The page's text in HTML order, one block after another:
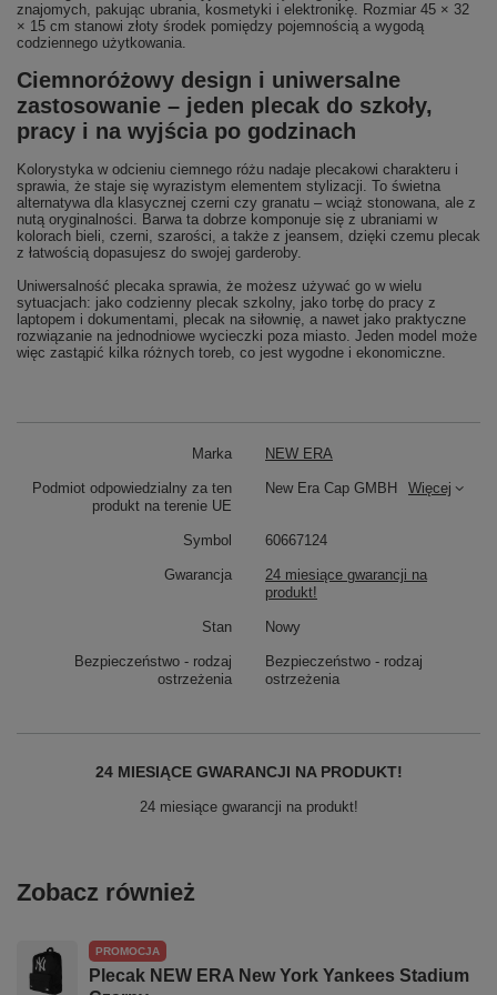
znajomych, pakując ubrania, kosmetyki i elektronikę. Rozmiar 45 × 32
× 15 cm stanowi złoty środek pomiędzy pojemnością a wygodą
codziennego użytkowania.
Ciemnoróżowy design i uniwersalne
zastosowanie – jeden plecak do szkoły,
pracy i na wyjścia po godzinach
Kolorystyka w odcieniu ciemnego różu nadaje plecakowi charakteru i
sprawia, że staje się wyrazistym elementem stylizacji. To świetna
alternatywa dla klasycznej czerni czy granatu – wciąż stonowana, ale z
nutą oryginalności. Barwa ta dobrze komponuje się z ubraniami w
kolorach bieli, czerni, szarości, a także z jeansem, dzięki czemu plecak
z łatwością dopasujesz do swojej garderoby.
Uniwersalność plecaka sprawia, że możesz używać go w wielu
sytuacjach: jako codzienny plecak szkolny, jako torbę do pracy z
laptopem i dokumentami, plecak na siłownię, a nawet jako praktyczne
rozwiązanie na jednodniowe wycieczki poza miasto. Jeden model może
więc zastąpić kilka różnych toreb, co jest wygodne i ekonomiczne.
Marka NEW ERA
Podmiot odpowiedzialny za ten
produkt na terenie UE
New Era Cap GMBH Więcej
Symbol 60667124
Gwarancja
24 miesiące gwarancji na
produkt!
Stan Nowy
Bezpieczeństwo - rodzaj
ostrzeżenia
Bezpieczeństwo - rodzaj
ostrzeżenia
24 MIESIĄCE GWARANCJI NA PRODUKT!
24 miesiące gwarancji na produkt!
Zobacz również
PROMOCJA
Plecak NEW ERA New York Yankees Stadium